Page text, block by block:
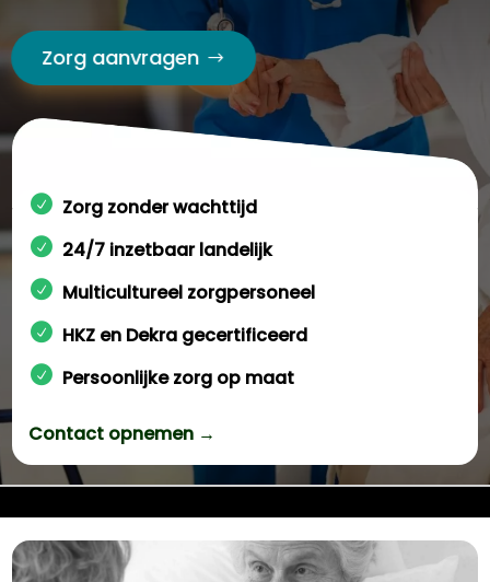
Zorg aanvragen
Zorg zonder wachttijd
24/7 inzetbaar landelijk
Multicultureel zorgpersoneel
HKZ en Dekra gecertificeerd
Persoonlijke zorg op maat
Contact opnemen →